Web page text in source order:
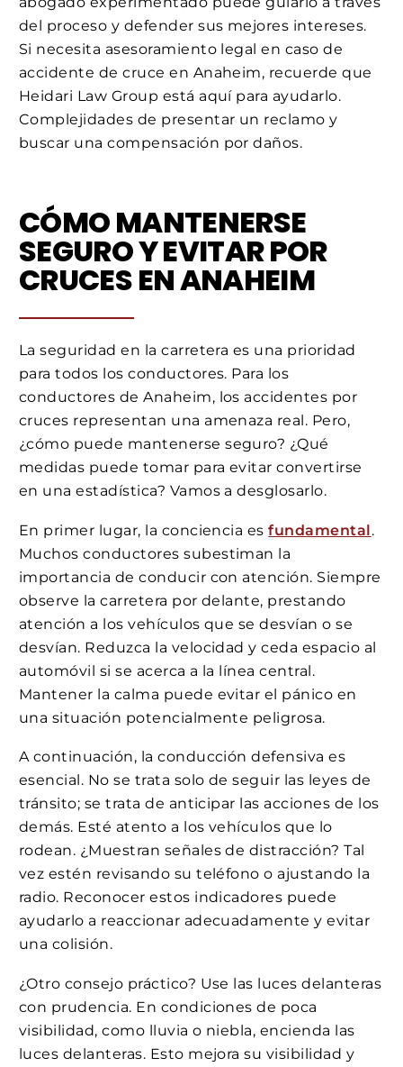
del proceso y defender sus mejores intereses.
Si necesita asesoramiento legal en caso de
accidente de cruce en Anaheim, recuerde que
Heidari Law Group está aquí para ayudarlo.
Complejidades de presentar un reclamo y
buscar una compensación por daños.
CÓMO MANTENERSE
SEGURO Y EVITAR POR
CRUCES EN ANAHEIM
La seguridad en la carretera es una prioridad
para todos los conductores. Para los
conductores de Anaheim, los accidentes por
cruces representan una amenaza real. Pero,
¿cómo puede mantenerse seguro? ¿Qué
medidas puede tomar para evitar convertirse
en una estadística? Vamos a desglosarlo.
En primer lugar, la conciencia esfundamental.
Muchos conductores subestiman la
importancia de conducir con atención. Siempre
observe la carretera por delante, prestando
atención a los vehículos que se desvían o se
desvían. Reduzca la velocidad y ceda espacio al
automóvil si se acerca a la línea central.
Mantener la calma puede evitar el pánico en
una situación potencialmente peligrosa.
A continuación, la conducción defensiva es
esencial. No se trata solo de seguir las leyes de
tránsito; se trata de anticipar las acciones de los
demás. Esté atento a los vehículos que lo
rodean. ¿Muestran señales de distracción? Tal
vez estén revisando su teléfono o ajustando la
radio. Reconocer estos indicadores puede
ayudarlo a reaccionar adecuadamente y evitar
una colisión.
¿Otro consejo práctico? Use las luces delanteras
con prudencia. En condiciones de poca
visibilidad, como lluvia o niebla, encienda las
luces delanteras. Esto mejora su visibilidad y